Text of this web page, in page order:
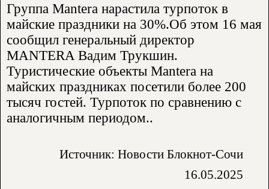
Группа Mantera нарастила турпоток в
майские праздники на 30%.Об этом 16 мая
сообщил генеральный директор
MANTERA Вадим Трукшин.
Туристические объекты Mantera на
майских праздниках посетили более 200
тысяч гостей. Турпоток по сравнению с
аналогичным периодом..
Источник: Новости Блокнот-Сочи
16.05.2025